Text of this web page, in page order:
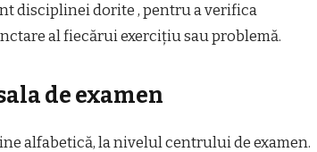
disciplinei dorite , pentru a verifica
al fiecărui exercițiu sau problemă.
de examen
alfabetică, la nivelul centrului de examen.